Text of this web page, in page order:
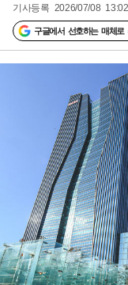
기사등록 2026/07/08
구글에서 선호하는 매체로